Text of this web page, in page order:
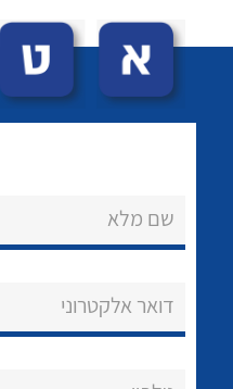
לכל מוצרי היצרן
שם מלא
דואר אלקטרוני